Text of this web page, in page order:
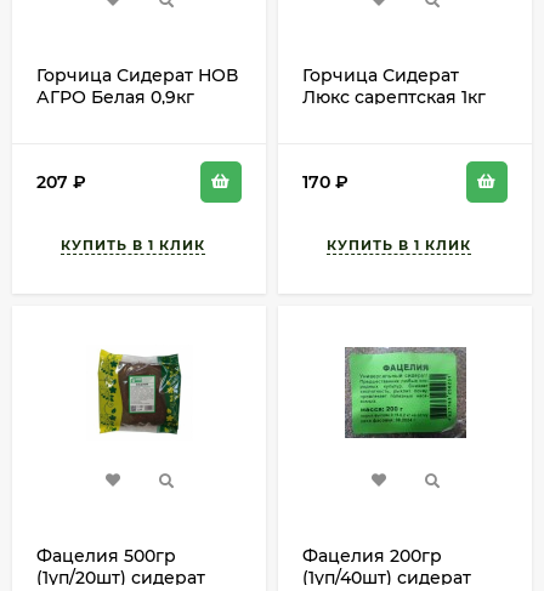
Горчица Сидерат НОВ
АГРО Белая 0,9кг
207 ₽
Горчица Сидерат
Люкс сарептская 1кг
170 ₽
Фацелия 500гр
(1уп/20шт) сидерат
Фацелия 200гр
(1уп/40шт) сидерат